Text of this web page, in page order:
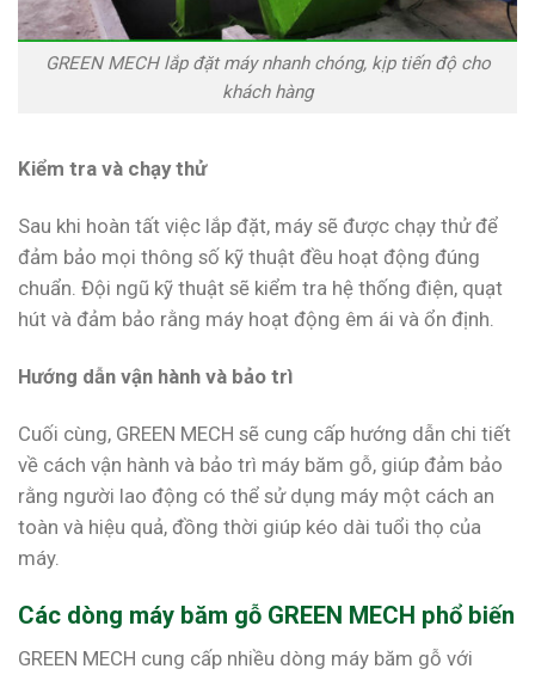
GREEN MECH lắp đặt máy nhanh chóng, kịp tiến độ cho
khách hàng
Kiểm tra và chạy thử
Sau khi hoàn tất việc lắp đặt, máy sẽ được chạy thử để
đảm bảo mọi thông số kỹ thuật đều hoạt động đúng
chuẩn. Đội ngũ kỹ thuật sẽ kiểm tra hệ thống điện, quạt
hút và đảm bảo rằng máy hoạt động êm ái và ổn định.
Hướng dẫn vận hành và bảo trì
Cuối cùng, GREEN MECH sẽ cung cấp hướng dẫn chi tiết
về cách vận hành và bảo trì máy băm gỗ, giúp đảm bảo
rằng người lao động có thể sử dụng máy một cách an
toàn và hiệu quả, đồng thời giúp kéo dài tuổi thọ của
máy.
Các dòng máy băm gỗ GREEN MECH phổ biến
GREEN MECH cung cấp nhiều dòng máy băm gỗ với